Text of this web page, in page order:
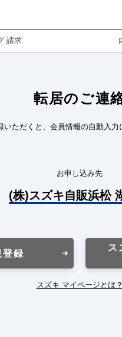
請求
転居のご連
ただくと、会員情報の自動入力
お申し込み先
(株)スズキ自販浜松
登録
ス
スズキ マイページとは？